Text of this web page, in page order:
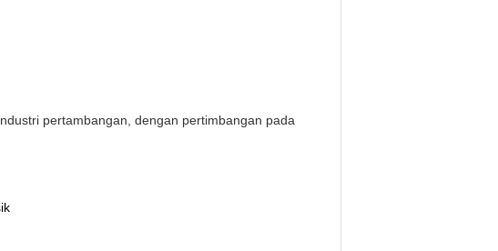
pertambangan, dengan pertimbangan pada